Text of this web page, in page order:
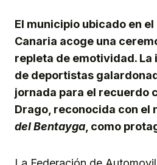
El municipio ubicado en
Canaria acoge una
repleta de emotividad. La
de deportistas
jornada para el recuerdo
Drago, reconocida con el
del Bentayga , como